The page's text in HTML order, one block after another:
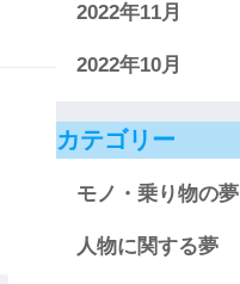
2022年11月
2022年10月
カテゴリー
モノ・乗り物の夢
人物に関する夢